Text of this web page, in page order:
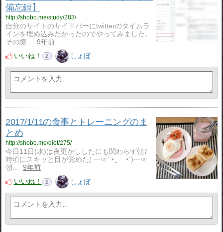
備忘録】
http://shobo.me/study/283/
自分のサイトのサイドバーにtwitterのタイムラ
インを埋め込みたかったのでやってみました。
その際…
9年前
いいね！
2 しょぼ
2017/1/11の食事とトレーニングのま
とめ
http://shobo.me/diet/275/
今日11日(水)は夜更かししたにも関わらず朝7
時頃にスキッと目が覚めた( ━☞´◔‿ゝ◔`)━☞
朝…
9年前
いいね！
2 しょぼ